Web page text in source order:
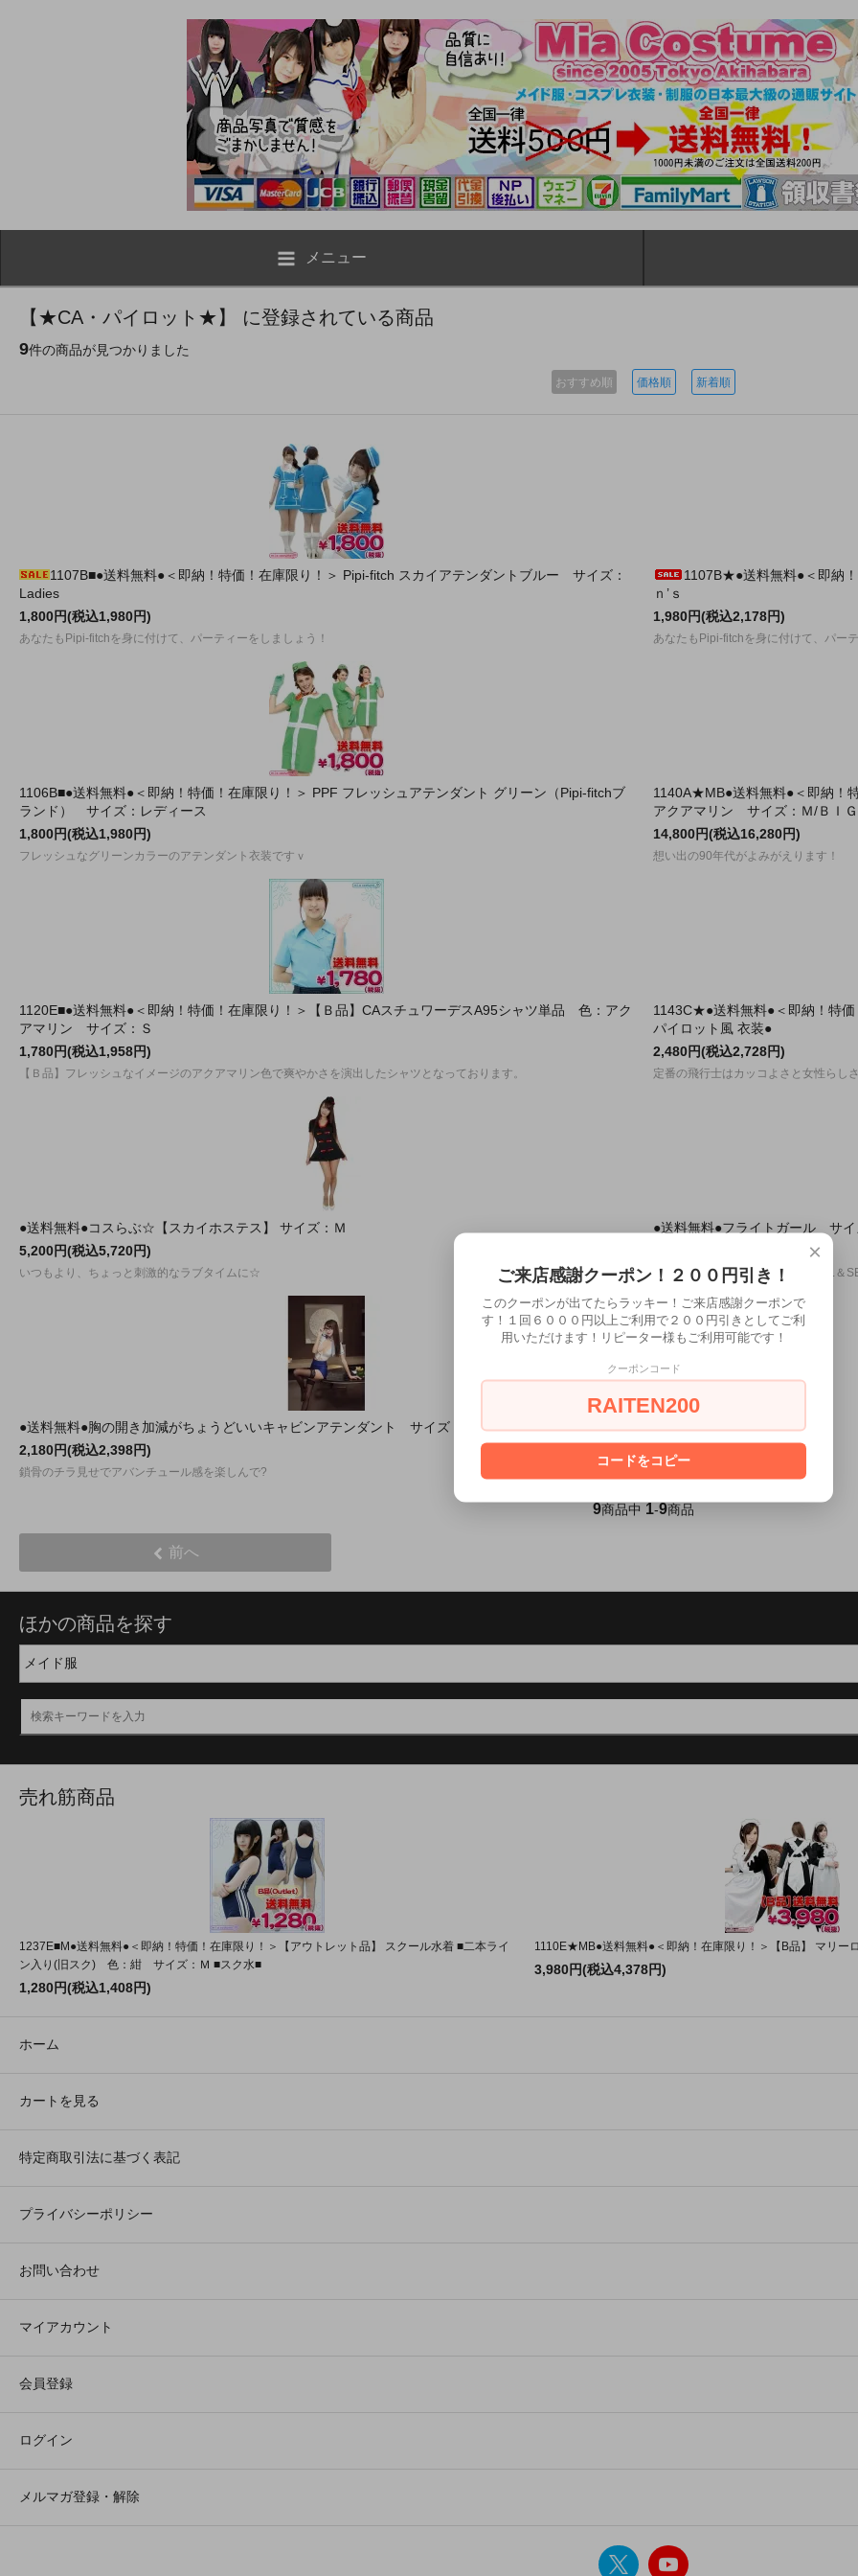
メニュー
【★CA・パイロット★】 に登録されている商品
9件の商品が見つかりました
おすすめ順 価格順 新着順
1107B■●送料無料●＜即納！特価！在庫限り！＞ Pipi-fitch スカイアテンダントブルー サイズ：
Ladies
1,800円(税込1,980円)
あなたもPipi-fitchを身に付けて、パーティーをしましょう！
1107B★●送料無料●＜即納
ｎ’ｓ
1,980円(税込2,178円)
あなたもPipi-fitchを身に付けて、パー
1106B■●送料無料●＜即納！特価！在庫限り！＞ PPF フレッシュアテンダント グリーン（Pipi-fitchブ
ランド） サイズ：レディース
1,800円(税込1,980円)
フレッシュなグリーンカラーのアテンダント衣装ですｖ
1140A★MB●送料無料●＜即納！
アクアマリン サイズ：Ｍ/ＢＩＧ
14,800円(税込16,280円)
想い出の90年代がよみがえります！
1120E■●送料無料●＜即納！特価！在庫限り！＞【Ｂ品】CAスチュワーデスA95シャツ単品 色：アク
アマリン サイズ：Ｓ
1,780円(税込1,958円)
【Ｂ品】フレッシュなイメージのアクアマリン色で爽やかさを演出したシャツとなっております。
1143C★●送料無料●＜即納！特
パイロット風 衣装●
2,480円(税込2,728円)
定番の飛行士はカッコよさと女性らし
●送料無料●コスらぶ☆【スカイホステス】 サイズ：Ｍ
5,200円(税込5,720円)
いつもより、ちょっと刺激的なラブタイムに☆
●送料無料●フライトガール サイ
爽やかでシャープな雰囲気のCOOL＆
●送料無料●胸の開き加減がちょうどいいキャビンアテンダント サイズ：Ｍ
2,180円(税込2,398円)
鎖骨のチラ見せでアバンチュール感を楽しんで?
9商品中 1-9商品
前へ
ほかの商品を探す
売れ筋商品
1237E■M●送料無料●＜即納！特価！在庫限り！＞【アウトレット品】 スクール水着 ■二本ライ
ン入り(旧スク) 色：紺 サイズ：Ｍ ■スク水■
1,280円(税込1,408円)
1110E★MB●送料無料●＜即納！在庫限り！＞【B品】 マリー
3,980円(税込4,378円)
ホーム
カートを見る
特定商取引法に基づく表記
プライバシーポリシー
お問い合わせ
マイアカウント
会員登録
ログイン
メルマガ登録・解除
×
ご来店感謝クーポン！２００円引き！
このクーポンが出てたらラッキー！ご来店感謝クーポンで
す！１回６０００円以上ご利用で２００円引きとしてご利
用いただけます！リピーター様もご利用可能です！
クーポンコード
RAITEN200
コードをコピー